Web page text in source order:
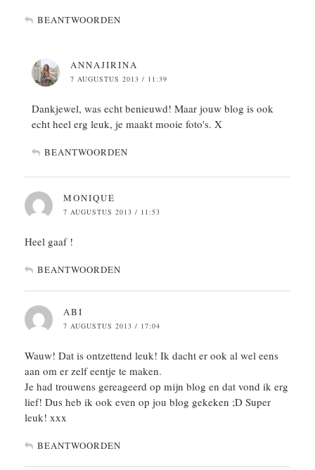
BEANTWOORDEN
ANNAJIRINA
7 AUGUSTUS 2013 / 11:39
Dankjewel, was echt benieuwd! Maar jouw blog is ook
echt heel erg leuk, je maakt mooie foto's. X
BEANTWOORDEN
MONIQUE
7 AUGUSTUS 2013 / 11:53
Heel gaaf !
BEANTWOORDEN
ABI
7 AUGUSTUS 2013 / 17:04
Wauw! Dat is ontzettend leuk! Ik dacht er ook al wel eens
aan om er zelf eentje te maken.
Je had trouwens gereageerd op mijn blog en dat vond ik erg
lief! Dus heb ik ook even op jou blog gekeken ;D Super
leuk! xxx
BEANTWOORDEN